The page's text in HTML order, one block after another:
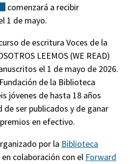
(externo)
comenzará a recibir
1 de mayo.
de escritura Voces de la
LEEMOS (WE READ)
el 1 de mayo de 2026.
de la Biblioteca
jóvenes de hasta 18 años
ser publicados y de ganar
en efectivo.
por la Biblioteca
(externo)
en colaboración con el Forward